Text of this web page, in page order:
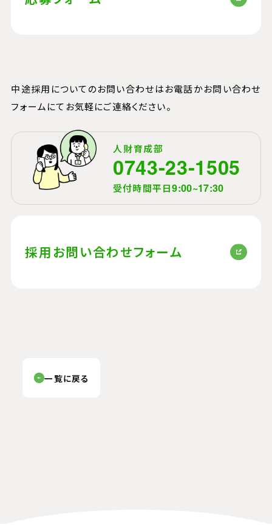
中途採用についてのお問い合わせはお電話かお問い合わせ
フォームにてお気軽にご連絡ください。
人財育成部
0743-23-1505
受付時間平日9:00~17:30
採用お問い合わせフォーム
一覧に戻る